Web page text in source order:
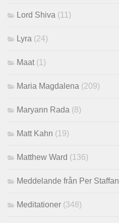
Lord Shiva (11)
Lyra (24)
Maat (1)
Maria Magdalena (209)
Maryann Rada (8)
Matt Kahn (19)
Matthew Ward (136)
Meddelande från Per Staffan
Meditationer (348)